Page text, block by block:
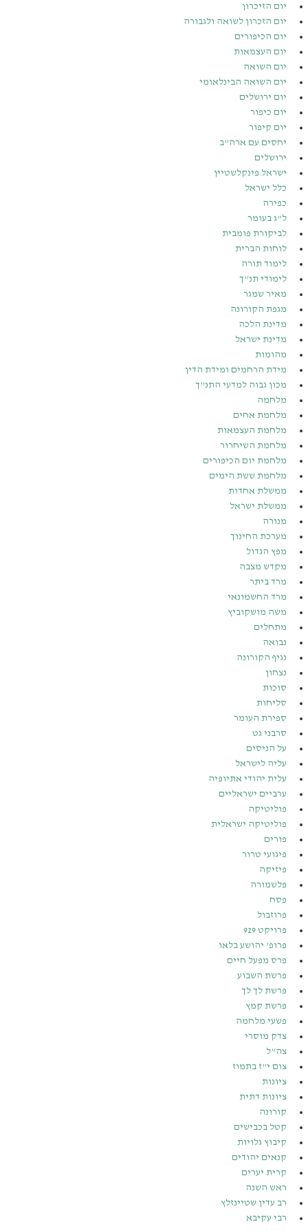
יום הזיכרון
יום הזכרון לשואה ולגבורה
יום הכיפורים
יום העצמאות
יום השואה
יום השואה הבינלאומי
יום ירושלים
יום כיפור
יום קיפור
יחסים עם ארה”ב
ירושלים
ישראל פינקלשטיין
כלל ישראל
כפירה
ל”ג בעומר
לביקורת פומבית
לוחות הברית
לימוד תורה
לימודי תנ”ך
מאיר שמגר
מגפת הקורונה
מדינת הלכה
מדינת ישראל
מהומות
מידת הרחמים ומידת הדין
מכון גבוה למדעי התנ”ך
מלחמה
מלחמת אחים
מלחמת העצמאות
מלחמת השיחרור
מלחמת יום הכיפורים
מלחמת ששת הימים
ממשלת אחדות
ממשלת ישראל
מנורה
מערכת החינוך
מפץ הגדול
מקדש מצבה
מרד ביתר
מרד החשמונאי
משה מושקוביץ
מתחלים
נבואה
נגיף הקורונה
נצחון
סוכות
סליחות
ספירת העומר
סרבני גט
על הניסים
עליה לישראל
עלית יהודי אתיופיה
ערביים ישראליים
פוליטיקה
פוליטיקה ישראלית
פורים
פיגועי טרור
פיזיקה
פלשמורה
פסח
פרוזבול
פרויקט 929
פרופ’ יהושע בלאו
פרס מפעל חיים
פרשת השבוע
פרשת לך לך
פרשת קמץ
פשעי מלחמה
צדק מוסרי
צה”ל
צום י”ז בתמוז
ציונות
ציונות דתית
קורונה
קטל בכבישים
קיבוץ גלויות
קנאים יהודים
קרית יערים
ראש השנה
רב עדין שטיינזלץ
רבי עקיבא